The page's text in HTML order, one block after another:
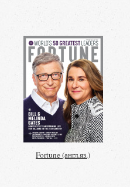
Fortune (англ.яз.)